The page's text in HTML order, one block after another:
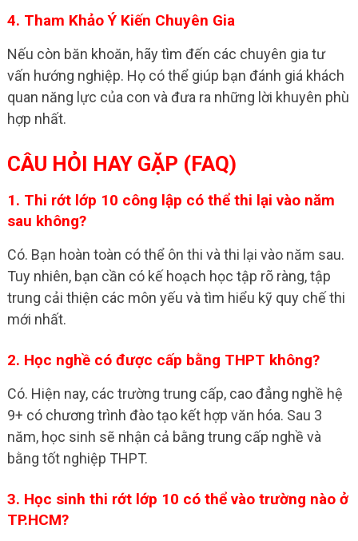
4. Tham Khảo Ý Kiến Chuyên Gia
Nếu còn băn khoăn, hãy tìm đến các chuyên gia tư
vấn hướng nghiệp. Họ có thể giúp bạn đánh giá khách
quan năng lực của con và đưa ra những lời khuyên phù
hợp nhất.
CÂU HỎI HAY GẶP (FAQ)
1. Thi rớt lớp 10 công lập có thể thi lại vào năm
sau không?
Có. Bạn hoàn toàn có thể ôn thi và thi lại vào năm sau.
Tuy nhiên, bạn cần có kế hoạch học tập rõ ràng, tập
trung cải thiện các môn yếu và tìm hiểu kỹ quy chế thi
mới nhất.
2. Học nghề có được cấp bằng THPT không?
Có. Hiện nay, các trường trung cấp, cao đẳng nghề hệ
9+ có chương trình đào tạo kết hợp văn hóa. Sau 3
năm, học sinh sẽ nhận cả bằng trung cấp nghề và
bằng tốt nghiệp THPT.
3. Học sinh thi rớt lớp 10 có thể vào trường nào ở
TP.HCM?